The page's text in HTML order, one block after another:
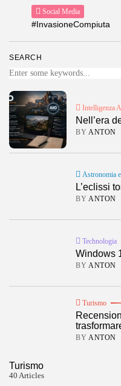
SEARCH
Intelligenza
Nell’era
BY ANTON
Astronomia
L’eclissi
BY ANTON
Technologia
Windows
BY ANTON
Turismo
BY ANTON
Turismo
40 Articles
Social Media
#InvasioneCompiuta